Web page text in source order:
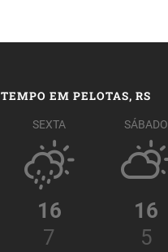
TEMPO EM PELOTAS, RS
SEXTA
16
7
SÁBADO
16
5